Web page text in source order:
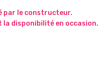
par le constructeur.
disponibilité en occasion.